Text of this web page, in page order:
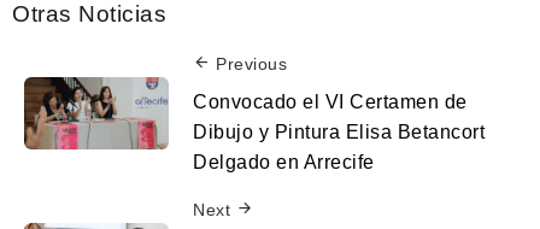
Otras Noticias
Previous
Convocado el VI Certamen de
Dibujo y Pintura Elisa Betancort
Delgado en Arrecife
Next